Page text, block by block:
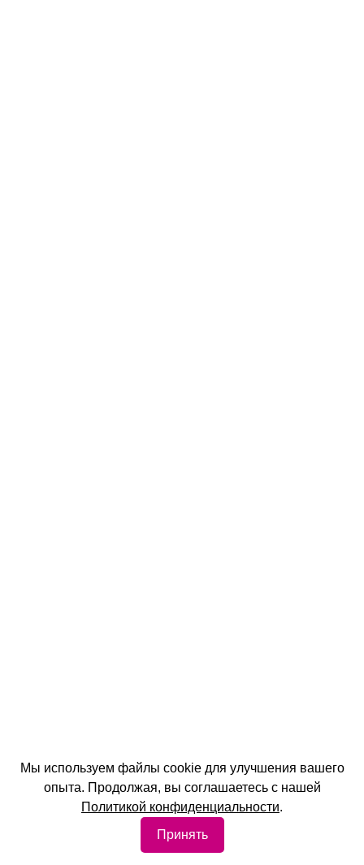
Мы используем файлы cookie для улучшения вашего
опыта. Продолжая, вы соглашаетесь с нашей
Политикой конфиденциальности.
Принять